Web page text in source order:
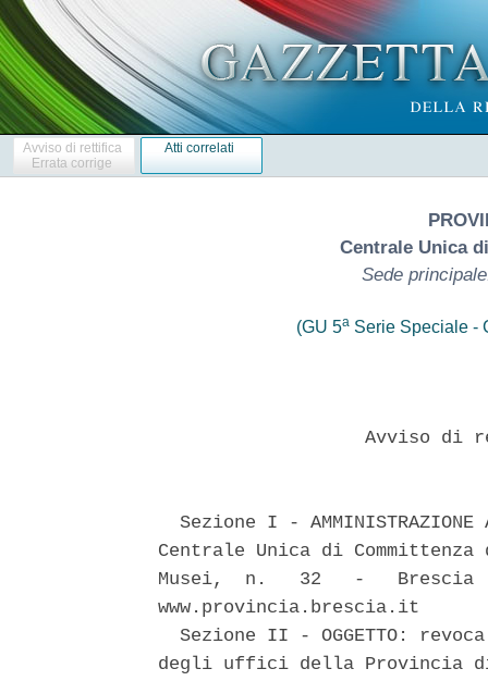
Avviso di rettifica
Errata corrige
Atti correlati
Centrale Unica
Sede
(GU 5a Serie Speciale -
Avviso di
Sezione I - AMMINISTRAZIONE
Centrale Unica di
Musei,  n.   32   -   Brescia
www.provincia.brescia.it
Sezione II - OGGETTO:
degli uffici della Provincia di